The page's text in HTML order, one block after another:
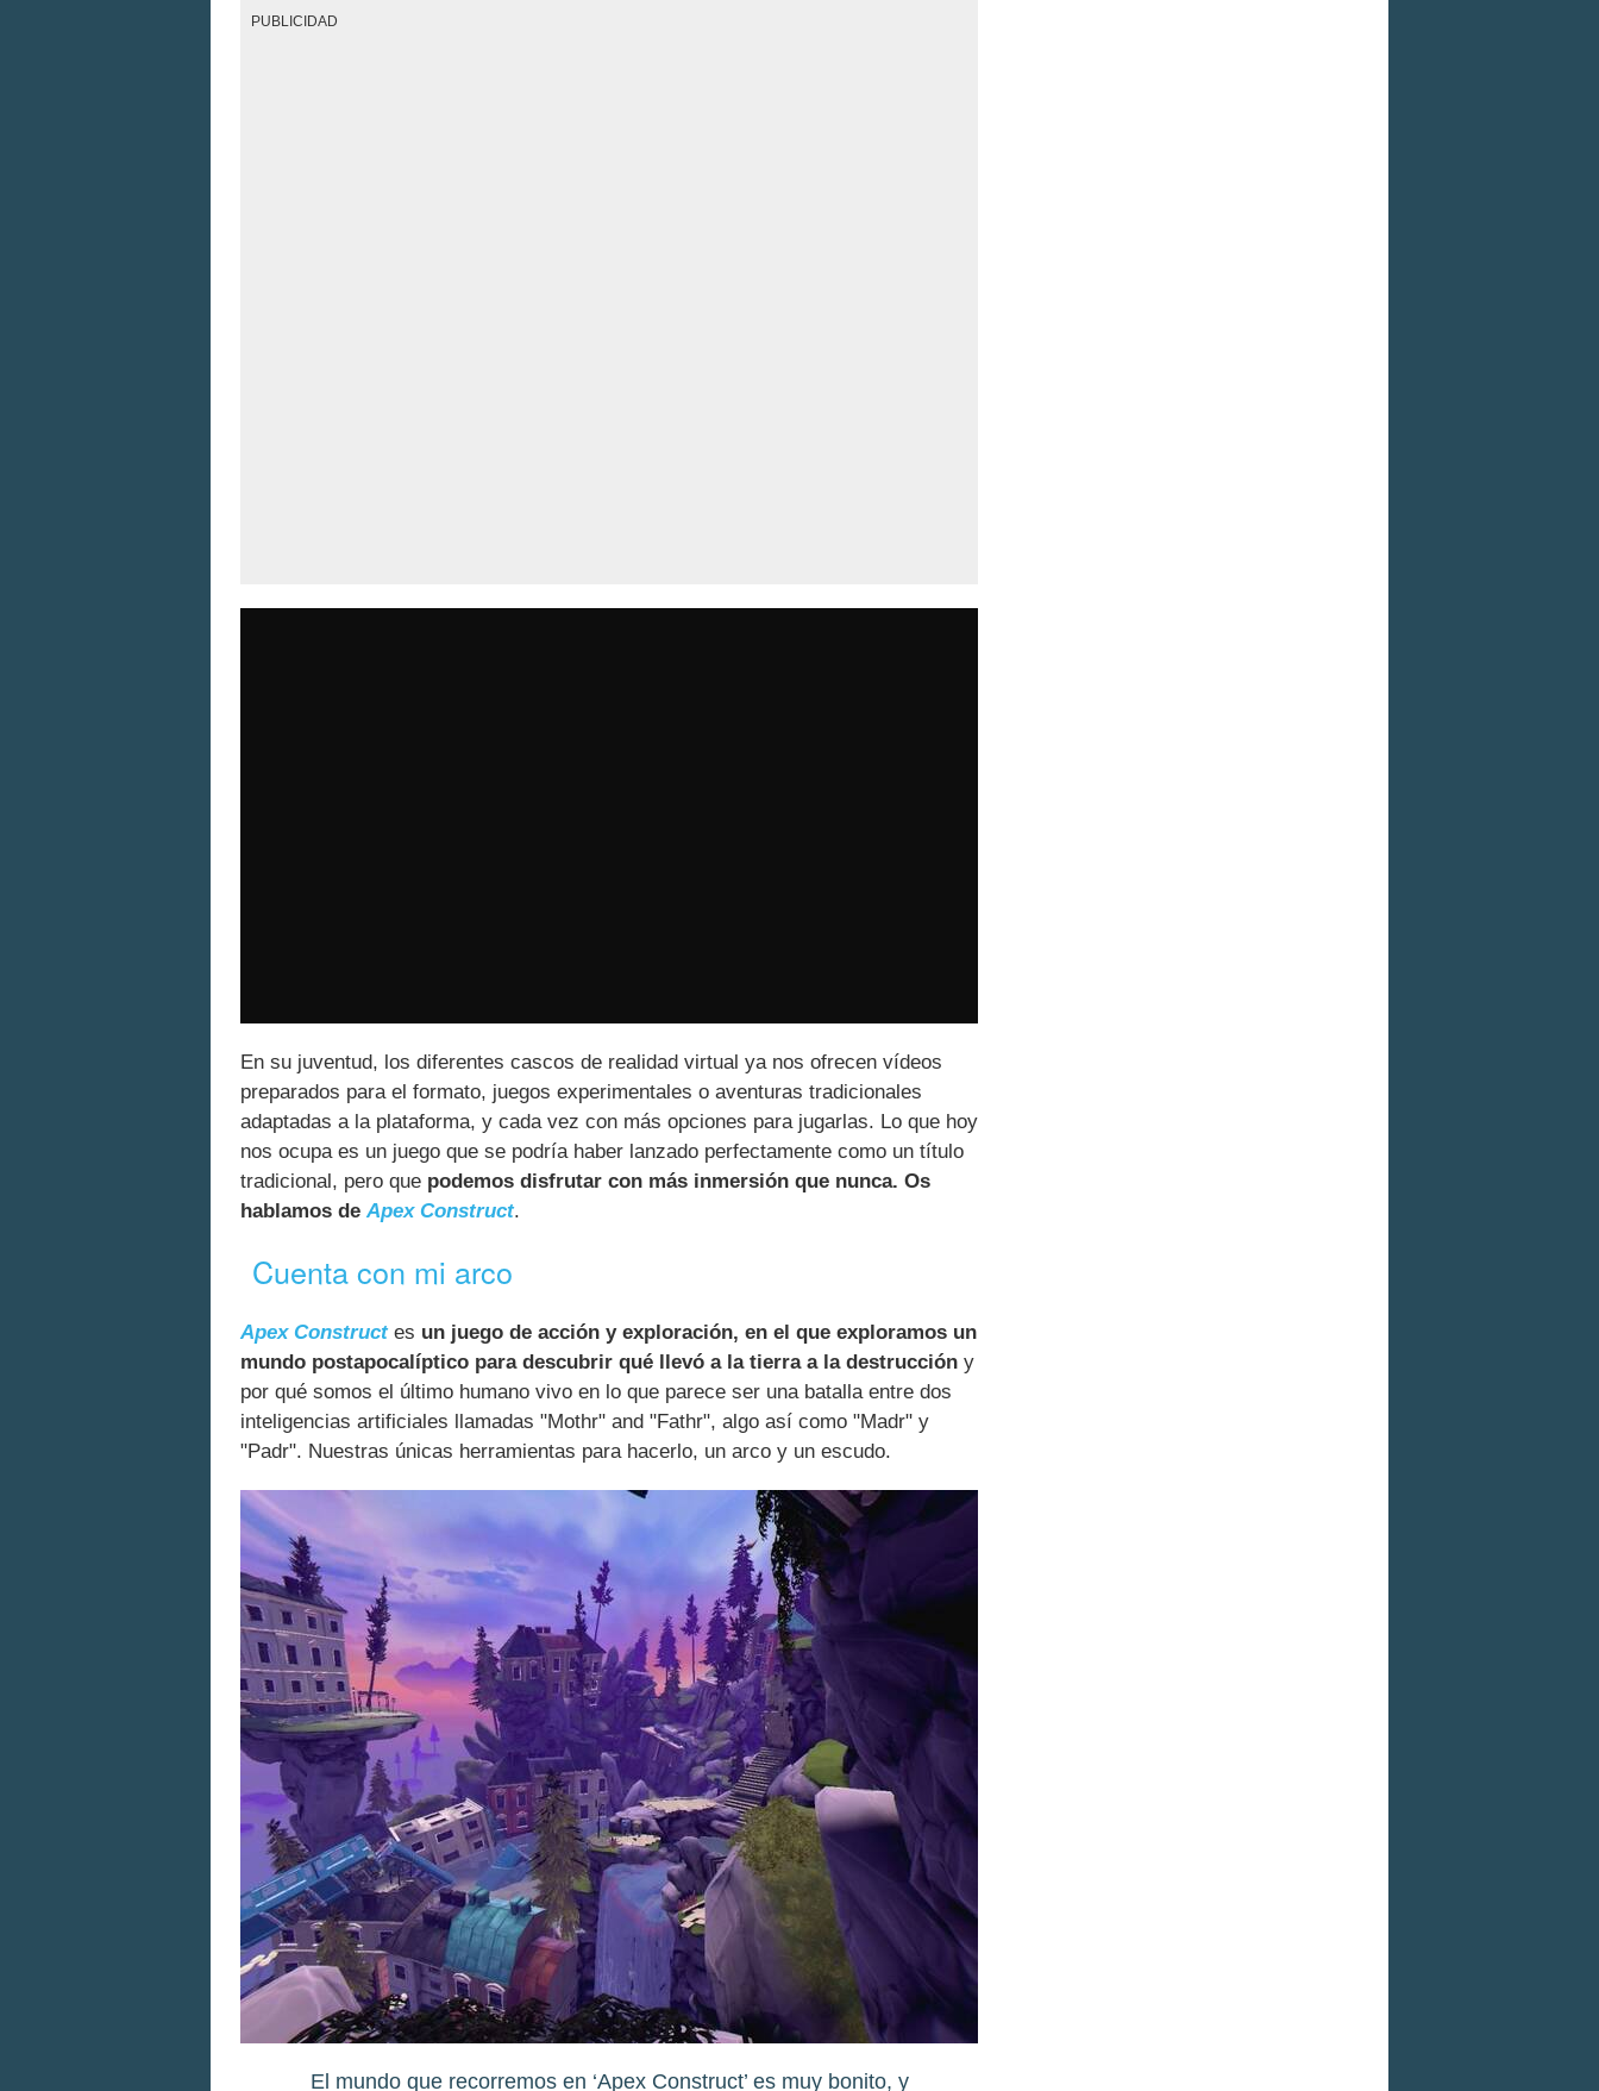
PUBLICIDAD
En su juventud, los diferentes cascos de realidad virtual ya nos ofrecen vídeos
preparados para el formato, juegos experimentales o aventuras tradicionales
adaptadas a la plataforma, y cada vez con más opciones para jugarlas. Lo que hoy
nos ocupa es un juego que se podría haber lanzado perfectamente como un título
tradicional, pero que podemos disfrutar con más inmersión que nunca. Os
hablamos de Apex Construct.
Cuenta con mi arco
Apex Constructes un juego de acción y exploración, en el que exploramos un
mundo postapocalíptico para descubrir qué llevó a la tierra a la destrucción y
por qué somos el último humano vivo en lo que parece ser una batalla entre dos
inteligencias artificiales llamadas "Mothr" and "Fathr", algo así como "Madr" y
"Padr". Nuestras únicas herramientas para hacerlo, un arco y un escudo.
El mundo que recorremos en ‘Apex Construct’ es muy bonito, y